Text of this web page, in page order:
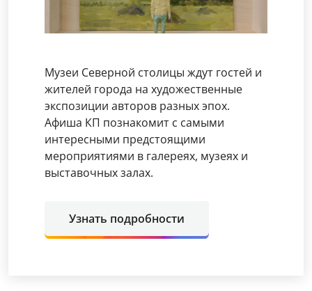
Музеи Северной столицы ждут гостей и
жителей города на художественные
экспозиции авторов разных эпох.
Афиша КП познакомит с самыми
интересными предстоящими
мероприятиями в галереях, музеях и
выставочных залах.
Узнать подробности